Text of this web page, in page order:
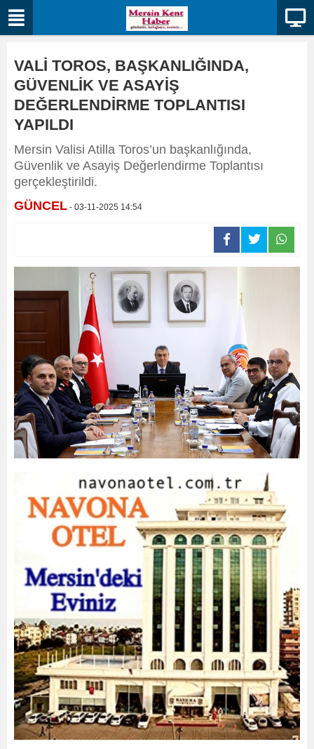
VALİ TOROS, BAŞKANLIĞINDA,
GÜVENLİK VE ASAYİŞ
DEĞERLENDİRME TOPLANTISI
YAPILDI
Mersin Valisi Atilla Toros’un başkanlığında,
Güvenlik ve Asayiş Değerlendirme Toplantısı
gerçekleştirildi.
GÜNCEL - 03-11-2025 14:54